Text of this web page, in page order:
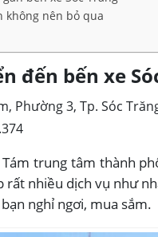
không nên bỏ qua
đến bến xe
Phường 3, Tp. Sóc
trung tâm thành
rất nhiều dịch vụ như
nghỉ ngơi, mua sắm.